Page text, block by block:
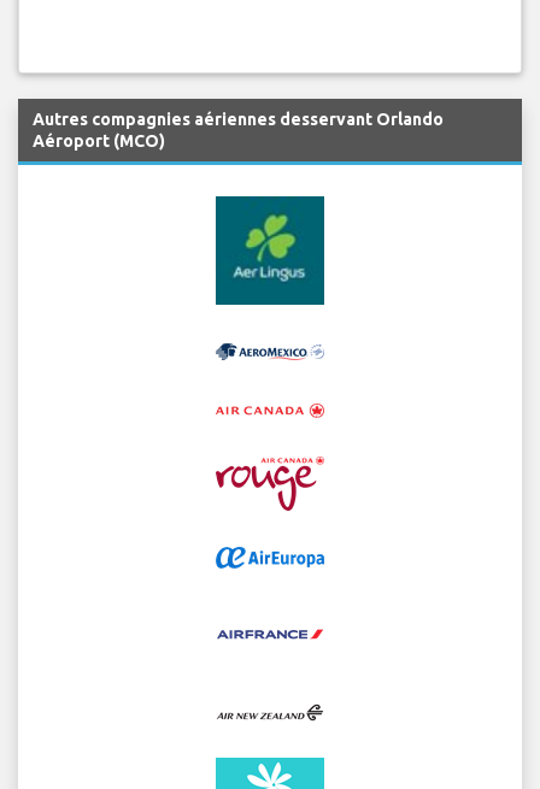
Autres compagnies aériennes desservant Orlando
Aéroport (MCO)